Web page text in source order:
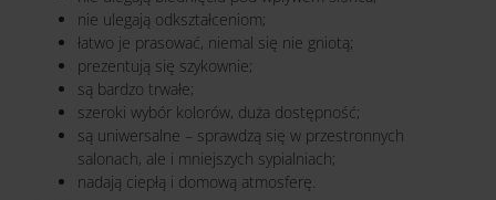
nie ulegają odkształceniom;
łatwo je prasować, niemal się nie gniotą;
prezentują się szykownie;
są bardzo trwałe;
szeroki wybór kolorów, duża dostępność;
są uniwersalne – sprawdzą się w przestronnych
salonach, ale i mniejszych sypialniach;
nadają ciepłą i domową atmosferę.